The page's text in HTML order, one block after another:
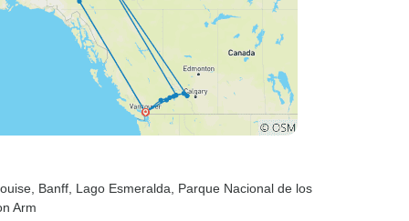
, Banff , Lago Esmeralda , Parque Nacional de los
Arm